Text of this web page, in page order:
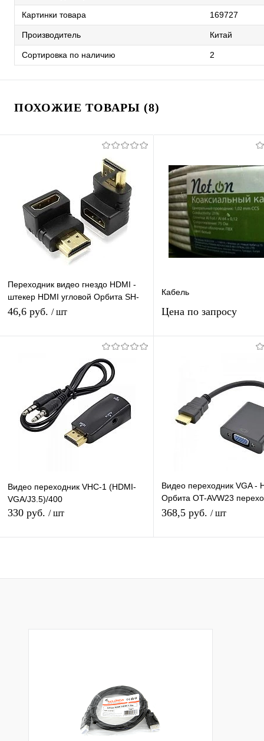
Картинки товара 169727
Производитель Китай
Сортировка по наличию 2
ПОХОЖИЕ ТОВАРЫ (8)
Переходник видео гнездо HDMI -
штекер HDMI угловой Орбита SH-
160/20/2000
46,6 руб. / шт
Купить в 1 клик К сравнению
В избранное Под заказ
Кабель
Цена по запросу
Купить в 1 клик К
В избранное
Видео переходник VHC-1 (HDMI-
VGA/J3.5)/400
330 руб. / шт
Видео переходник VGA -
Орбита OT-AVW23
видео штекер HDMI -
368,5 руб. / шт